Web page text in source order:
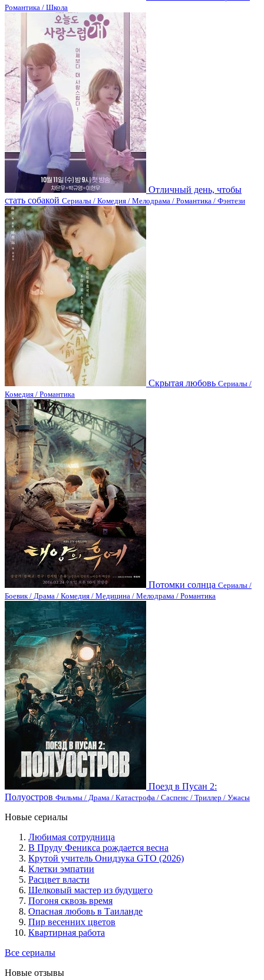
Романтика / Школа
Отличный день, чтобы
стать собакой Сериалы / Комедия / Мелодрама / Романтика / Фэнтези
Скрытая любовь Сериалы /
Комедия / Романтика
Потомки солнца Сериалы /
Боевик / Драма / Комедия / Медицина / Мелодрама / Романтика
Поезд в Пусан 2:
Полуостров Фильмы / Драма / Катастрофа / Саспенс / Триллер / Ужасы
Новые сериалы
Любимая сотрудница
В Пруду Феникса рождается весна
Крутой учитель Онидзука GTO (2026)
Клетки эмпатии
Расцвет власти
Шелковый мастер из будущего
Погоня сквозь время
Опасная любовь в Таиланде
Пир весенних цветов
Квартирная работа
Все сериалы
Новые отзывы